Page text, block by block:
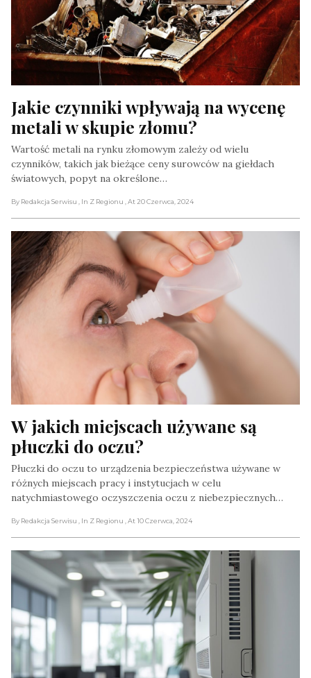
Jakie czynniki wpływają na wycenę
metali w skupie złomu?
Wartość metali na rynku złomowym zależy od wielu
czynników, takich jak bieżące ceny surowców na giełdach
światowych, popyt na określone…
By Redakcja Serwisu , In Z Regionu , At 20 Czerwca, 2024
W jakich miejscach używane są
płuczki do oczu?
Płuczki do oczu to urządzenia bezpieczeństwa używane w
różnych miejscach pracy i instytucjach w celu
natychmiastowego oczyszczenia oczu z niebezpiecznych…
By Redakcja Serwisu , In Z Regionu , At 10 Czerwca, 2024